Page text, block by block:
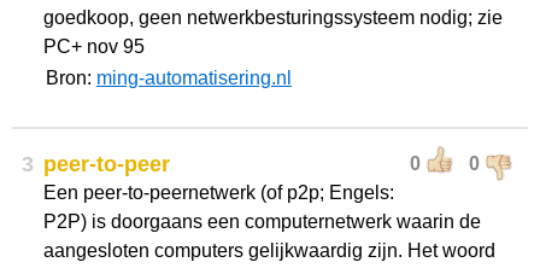
goedkoop, geen netwerkbesturingssysteem nodig; zie
PC+ nov 95
Bron: ming-automatisering.nl
3 0 0
peer-to-peer
Een peer-to-peernetwerk (of p2p; Engels:
P2P) is doorgaans een computernetwerk waarin de
aangesloten computers gelijkwaardig zijn. Het woord